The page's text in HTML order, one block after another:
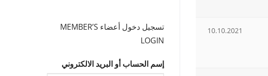
10.10.2021
تسجيل دخول أعضاء MEMBER’S
LOGIN
إسم الحساب أو البريد الالكتروني